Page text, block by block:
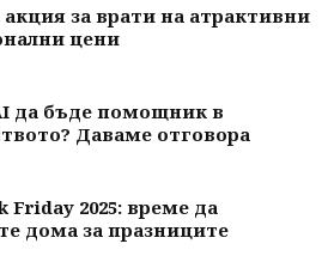
акция за врати на атрактивни
цени
да бъде помощник в
Даваме отговора
Friday 2025: време да
дома за празниците